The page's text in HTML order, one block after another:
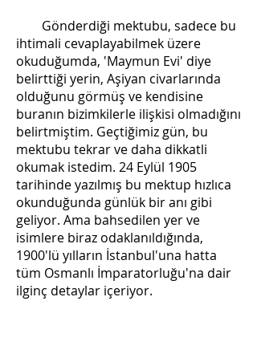
Gönderdiği mektubu, sadece bu
ihtimali cevaplayabilmek üzere
okuduğumda, 'Maymun Evi' diye
belirttiği yerin, Aşiyan civarlarında
olduğunu görmüş ve kendisine
buranın bizimkilerle ilişkisi olmadığını
belirtmiştim. Geçtiğimiz gün, bu
mektubu tekrar ve daha dikkatli
okumak istedim. 24 Eylül 1905
tarihinde yazılmış bu mektup hızlıca
okunduğunda günlük bir anı gibi
geliyor. Ama bahsedilen yer ve
isimlere biraz odaklanıldığında,
1900'lü yılların İstanbul'una hatta
tüm Osmanlı İmparatorluğu'na dair
ilginç detaylar içeriyor.